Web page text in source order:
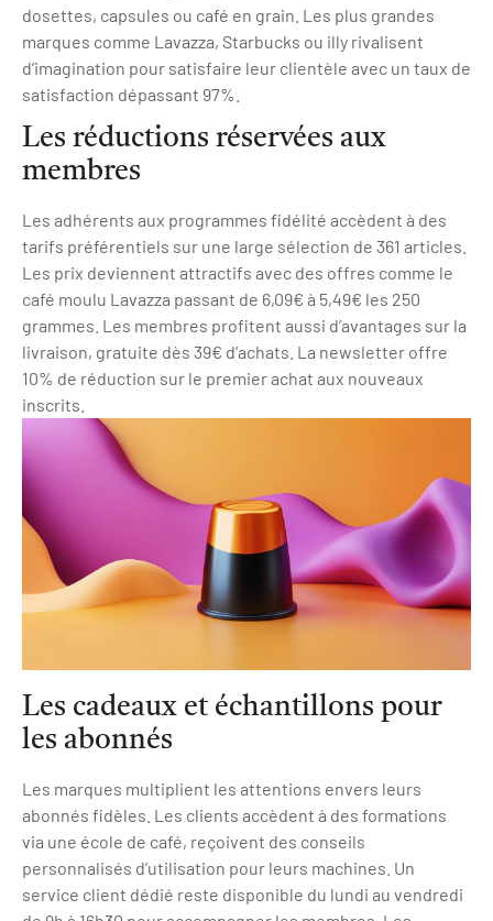
dosettes, capsules ou café en grain. Les plus grandes
marques comme Lavazza, Starbucks ou illy rivalisent
d’imagination pour satisfaire leur clientèle avec un taux de
satisfaction dépassant 97%.
Les réductions réservées aux
membres
Les adhérents aux programmes fidélité accèdent à des
tarifs préférentiels sur une large sélection de 361 articles.
Les prix deviennent attractifs avec des offres comme le
café moulu Lavazza passant de 6,09€ à 5,49€ les 250
grammes. Les membres profitent aussi d’avantages sur la
livraison, gratuite dès 39€ d’achats. La newsletter offre
10% de réduction sur le premier achat aux nouveaux
inscrits.
Les cadeaux et échantillons pour
les abonnés
Les marques multiplient les attentions envers leurs
abonnés fidèles. Les clients accèdent à des formations
via une école de café, reçoivent des conseils
personnalisés d’utilisation pour leurs machines. Un
service client dédié reste disponible du lundi au vendredi